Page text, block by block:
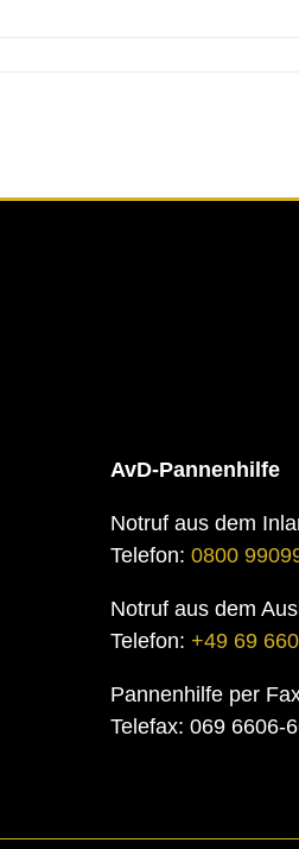
AvD-Pannenhilfe
Notruf aus dem
Telefon: 0800
Notruf aus dem
Telefon: +49 69
Pannenhilfe per
Telefax: 069 6606-